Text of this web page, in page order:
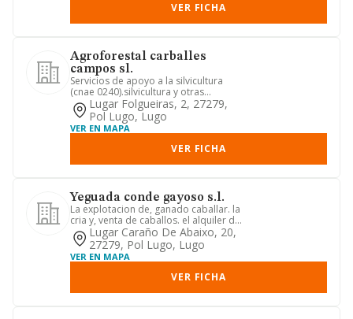
VER FICHA
Agroforestal carballes
campos sl.
Servicios de apoyo a la silvicultura
(cnae 0240).silvicultura y otras
actividades forestales (cnae ...
Lugar Folgueiras, 2, 27279,
Pol Lugo, Lugo
VER EN MAPA
VER FICHA
Yeguada conde gayoso s.l.
La explotacion de, ganado caballar. la
cria y, venta de caballos. el alquiler de
caballos. la pract...
Lugar Caraño De Abaixo, 20,
27279, Pol Lugo, Lugo
VER EN MAPA
VER FICHA